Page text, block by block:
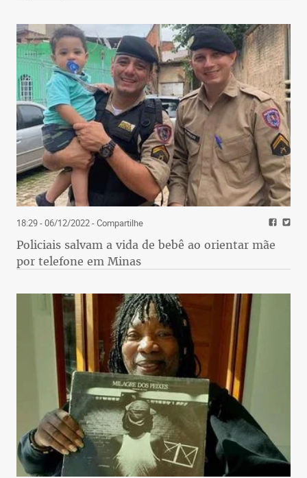
18:29 - 06/12/2022- Compartilhe
Policiais salvam a vida de bebê ao orientar mãe
por telefone em Minas